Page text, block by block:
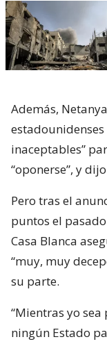
Además,
inaceptables”
“oponerse”, y
Pero tras el
puntos el
Casa Blanca
“muy, muy
su parte.
“Mientras yo
ningún Estado